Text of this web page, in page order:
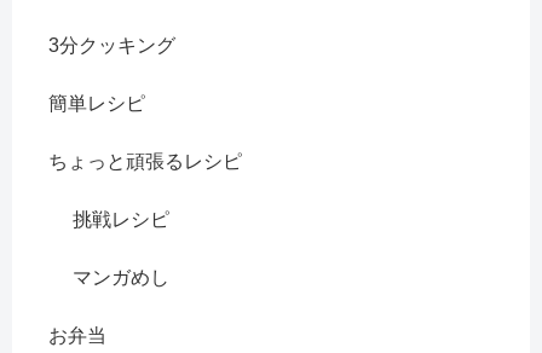
3分クッキング
簡単レシピ
ちょっと頑張るレシピ
挑戦レシピ
マンガめし
お弁当